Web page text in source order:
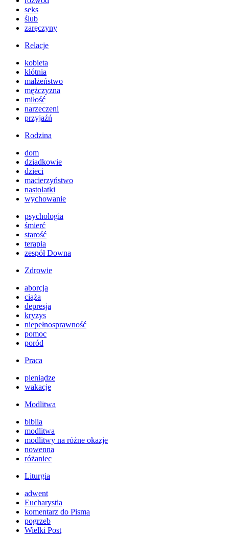
seks
ślub
zaręczyny
Relacje
kobieta
kłótnia
małżeństwo
mężczyzna
miłość
narzeczeni
przyjaźń
Rodzina
dom
dziadkowie
dzieci
macierzyństwo
nastolatki
wychowanie
psychologia
śmierć
starość
terapia
zespół Downa
Zdrowie
aborcja
ciąża
depresja
kryzys
niepełnosprawność
pomoc
poród
Praca
pieniądze
wakacje
Modlitwa
biblia
modlitwa
modlitwy na różne okazje
nowenna
różaniec
Liturgia
adwent
Eucharystia
komentarz do Pisma
pogrzeb
Wielki Post